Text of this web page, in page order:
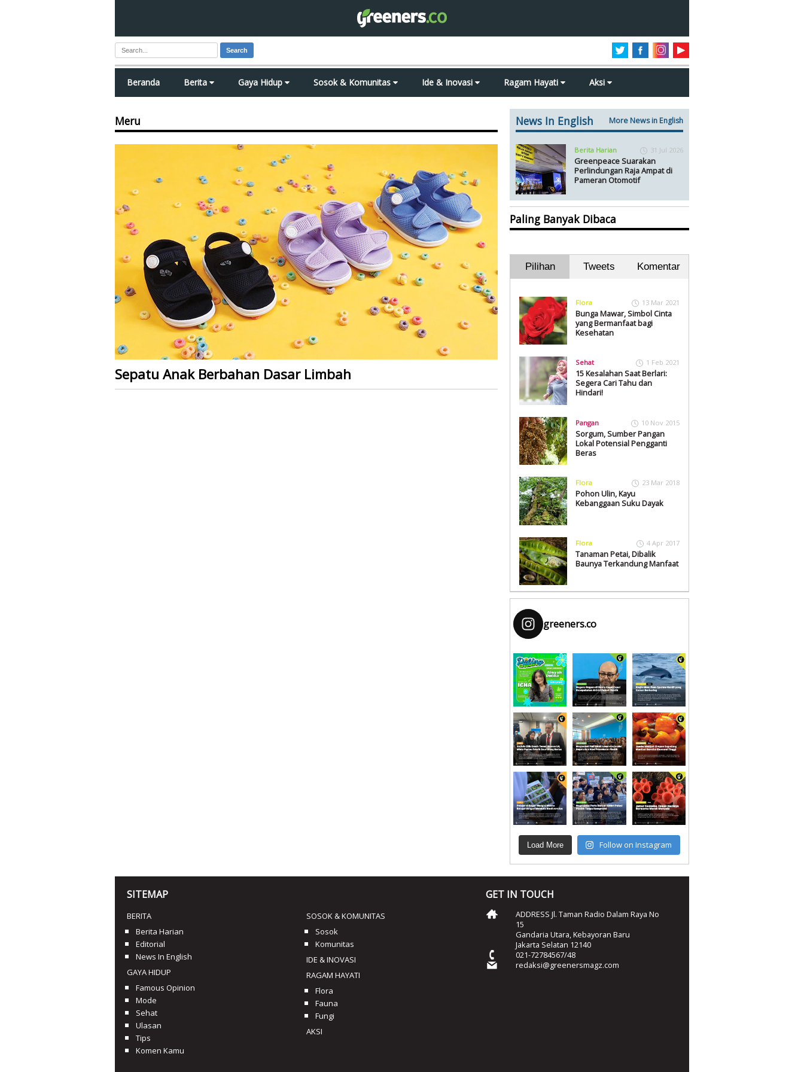
Search
Beranda Berita Gaya Hidup Sosok & Komunitas Ide & Inovasi Ragam Hayati Aksi
Meru
Sepatu Anak Berbahan Dasar Limbah
News In English More News in English
Berita Harian 31 Jul 2026
Greenpeace Suarakan
Perlindungan Raja Ampat di
Pameran Otomotif
Paling Banyak Dibaca
Pilihan Tweets Komentar
Flora 13 Mar 2021
Bunga Mawar, Simbol Cinta
yang Bermanfaat bagi
Kesehatan
Sehat 1 Feb 2021
15 Kesalahan Saat Berlari:
Segera Cari Tahu dan
Hindari!
Pangan 10 Nov 2015
Sorgum, Sumber Pangan
Lokal Potensial Pengganti
Beras
Flora 23 Mar 2018
Pohon Ulin, Kayu
Kebanggaan Suku Dayak
Flora 4 Apr 2017
Tanaman Petai, Dibalik
Baunya Terkandung Manfaat
greeners.co
Load More Follow on Instagram
SITEMAP
BERITA
Berita Harian
Editorial
News In English
GAYA HIDUP
Famous Opinion
Mode
Sehat
Ulasan
Tips
Komen Kamu
SOSOK & KOMUNITAS
Sosok
Komunitas
IDE & INOVASI
RAGAM HAYATI
Flora
Fauna
Fungi
AKSI
GET IN TOUCH
ADDRESS Jl. Taman Radio Dalam Raya No
15
Gandaria Utara, Kebayoran Baru
Jakarta Selatan 12140
021-72784567/48
redaksi@greenersmagz.com